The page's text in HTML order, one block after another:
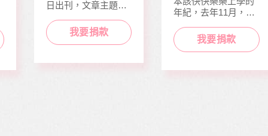
日出刊，文章主題包
靈、健康、人文傳遞
正能量及價值觀，是
邀請您長期駐印 本刊
我要捐款
年紀，去年11月，因
查，確診罹患骨肉癌
二期。因病況變化太
上復發，短短幾個月
我要捐款